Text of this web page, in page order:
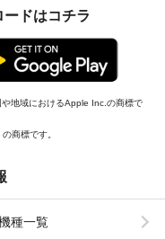
ドはコチラ
地域におけるApple Inc.の商標で
商標です。
種一覧